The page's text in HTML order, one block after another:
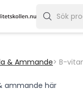
& Ammande B-
ammande här